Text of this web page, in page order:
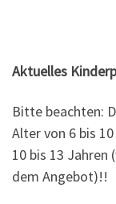
Aktuelles
Bitte beachten:
Alter von 6 bis
10 bis 13
dem Angebot)!!